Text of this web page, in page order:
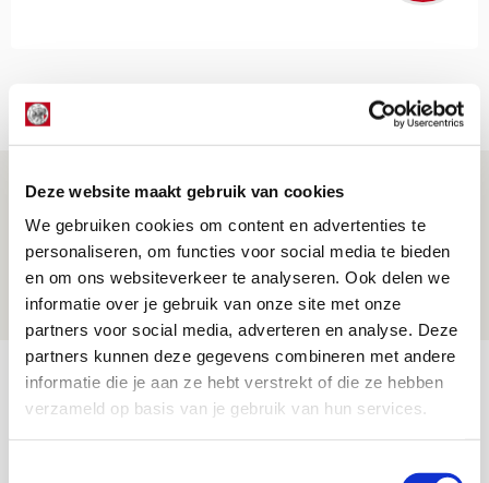
Deze website maakt gebruik van cookies
We gebruiken cookies om content en advertenties te
personaliseren, om functies voor social media te bieden
en om ons websiteverkeer te analyseren. Ook delen we
informatie over je gebruik van onze site met onze
partners voor social media, adverteren en analyse. Deze
partners kunnen deze gegevens combineren met andere
informatie die je aan ze hebt verstrekt of die ze hebben
verzameld op basis van je gebruik van hun services.
Net binnen //
Míchel geeft blessure-update en
spreekt over Godts, Baas en
aanwinsten
07 AUGUSTUS 2026 - 14:13
NIEUWS
Volop enthousiasme in fotoverslag van
Europees treffen met Shelbourne
07 AUGUSTUS 2026 - 09:00